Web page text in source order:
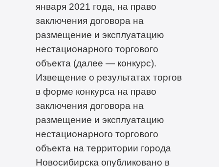
января 2021 года, на право
заключения договора на
размещение и эксплуатацию
нестационарного торгового
объекта (далее — конкурс).
Извещение о результатах торгов
в форме конкурса на право
заключения договора на
размещение и эксплуатацию
нестационарного торгового
объекта на территории города
Новосибирска опубликовано в